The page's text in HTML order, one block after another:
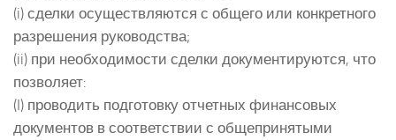
(i) сделки осуществляются с общего или конкретного
разрешения руководства;
(ii) при необходимости сделки документируются, что
позволяет:
(I) проводить подготовку отчетных финансовых
документов в соответствии с общепринятыми